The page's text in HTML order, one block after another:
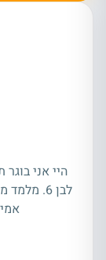
היי אני
לבן 6.